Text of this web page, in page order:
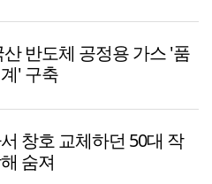
반도체 공정용 가스 '품
' 구축
창호 교체하던 50대 작
숨져